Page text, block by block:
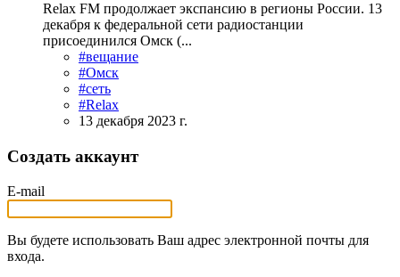
Relax FM продолжает экспансию в регионы России. 13
декабря к федеральной сети радиостанции
присоединился Омск (...
#вещание
#Омск
#сеть
#Relax
13 декабря 2023 г.
Создать аккаунт
E-mail
Вы будете использовать Ваш адрес электронной почты для
входа.